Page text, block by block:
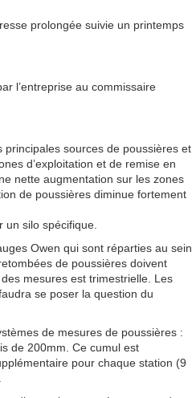
prolongée suivie un printemps
l’entreprise au commissaire
principales sources de poussières et
d’exploitation et de remise en
nette augmentation sur les zones
de poussières diminue fortement
silo spécifique.
Owen qui sont réparties au sein
de poussières doivent
mesures est trimestrielle. Les
se poser la question du
de mesures de poussières :
de 200mm. Ce cumul est
pour chaque station (9